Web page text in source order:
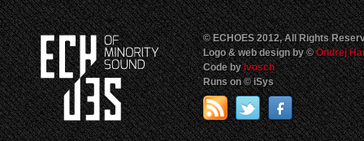
© ECHOES 2012, All Rights
Logo & web design by ©Ondrej
Code byIvosch
Runs on © iSys